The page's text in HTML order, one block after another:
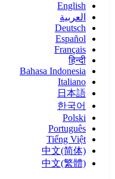
English
العربية
Deutsch
Español
Français
हिन्दी
Bahasa Indonesia
Italiano
日本語
한국어
Polski
Português
Tiếng Việt
中文(简体)
中文(繁體)